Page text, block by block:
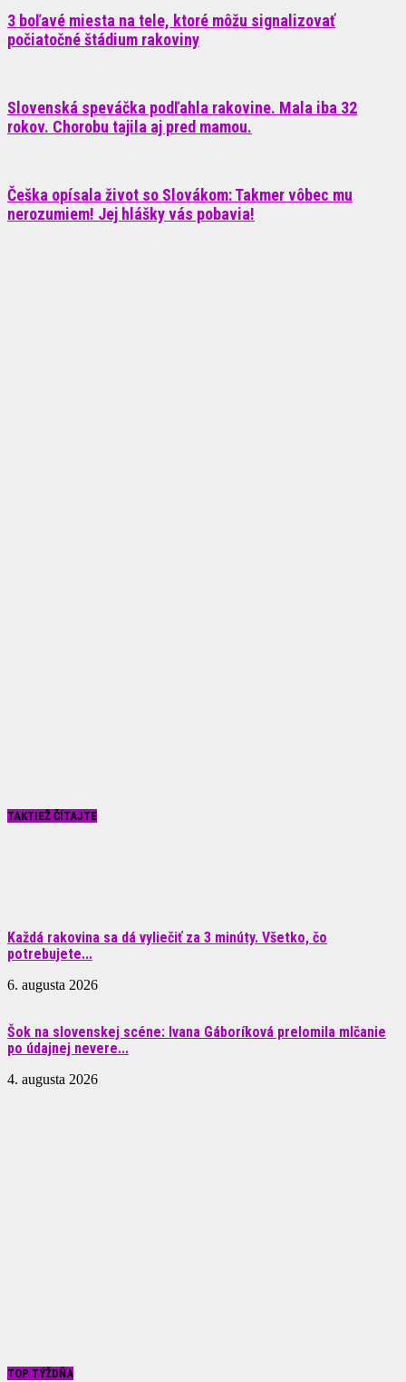
3 boľavé miesta na tele, ktoré môžu signalizovať
počiatočné štádium rakoviny
Slovenská speváčka podľahla rakovine. Mala iba 32
rokov. Chorobu tajila aj pred mamou.
Češka opísala život so Slovákom: Takmer vôbec mu
nerozumiem! Jej hlášky vás pobavia!
TAKTIEŽ ČÍTAJTE
Každá rakovina sa dá vyliečiť za 3 minúty. Všetko, čo
potrebujete...
6. augusta 2026
Šok na slovenskej scéne: Ivana Gáboríková prelomila mlčanie
po údajnej nevere...
4. augusta 2026
TOP TÝŽDŇA